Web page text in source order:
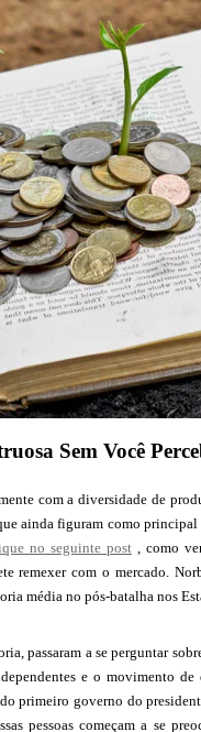
Sem Você
com a diversidade de
ainda figuram como
no seguinte post , como
remexer com o mercado.
média no pós-batalha nos
passaram a se perguntar
e o movimento de
primeiro governo do
pessoas começam a se